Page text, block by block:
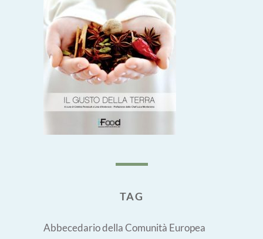
TAG
Abbecedario della Comunità Europea